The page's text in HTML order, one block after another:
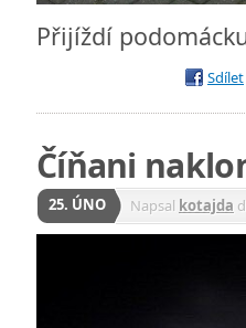
Přijíždí
Sdílet
Číňani
25. ÚNO Napsal kotajda